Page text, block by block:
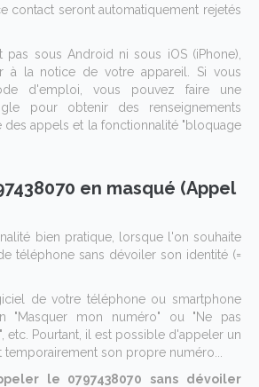
contact seront automatiquement rejetés
sous Android ni sous iOS (iPhone),
à la notice de votre appareil. Si vous
d'emploi, vous pouvez faire une
pour obtenir des renseignements
des appels et la fonctionnalité "bloquage
en masqué (Appel
bien pratique, lorsque l'on souhaite
téléphone sans dévoiler son identité (=
de votre téléphone ou smartphone
"Masquer mon numéro" ou "Ne pas
etc. Pourtant, il est possible d'appeler un
son propre numéro...
le 0797438070 sans dévoiler